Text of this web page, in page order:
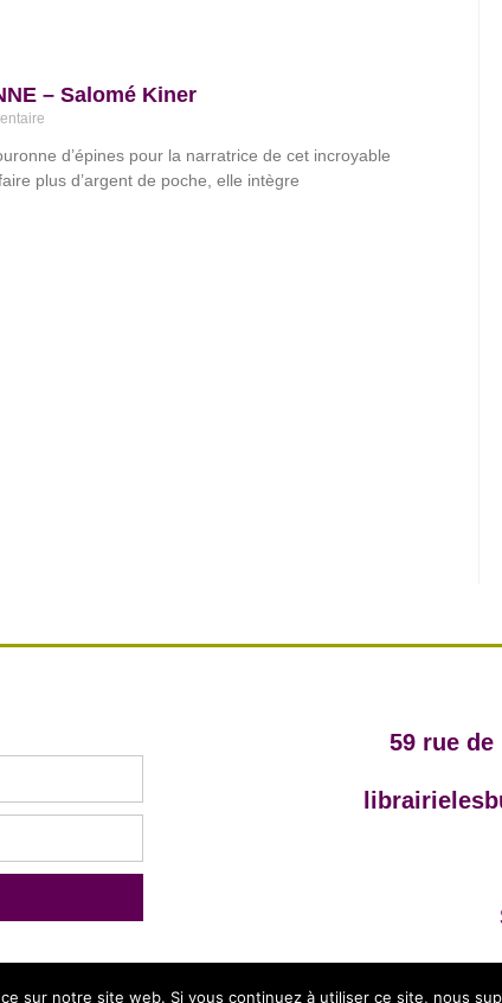
– Salomé Kiner
d’épines pour la narratrice de cet incroyable
plus d’argent de poche, elle intègre
59 rue de
sur notre site web. Si vous continuez à utiliser ce site, nous